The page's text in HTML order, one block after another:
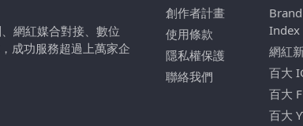
網紅媒合對接、數位
成功服務超過上萬家企
創作者計畫
使用條款
隱私權保護
聯絡我們
Index
網紅
百大
百大
百大